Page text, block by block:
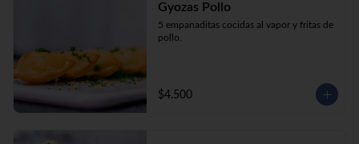
Gyozas Pollo
5 empanaditas cocidas al vapor y fritas de
pollo.
$4.500